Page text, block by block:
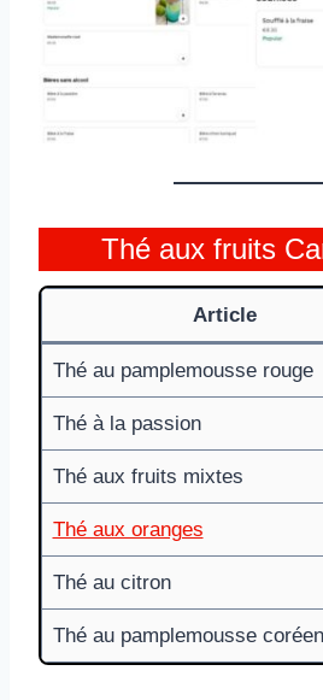
Thé aux fruits
Article
Thé au pamplemousse rouge
Thé à la passion
Thé aux fruits mixtes
Thé aux oranges
Thé au citron
Thé au pamplemousse coréen